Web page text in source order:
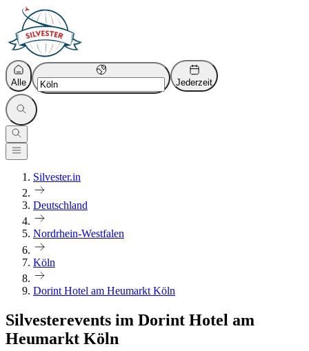
Alle Jederzeit
Silvester.in
Deutschland
Nordrhein-Westfalen
Köln
Dorint Hotel am Heumarkt Köln
Silvesterevents im Dorint Hotel am
Heumarkt Köln